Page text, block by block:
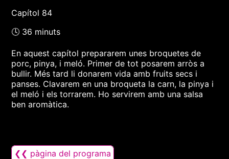
Capítol 84
🕓 36 minuts
En aquest capítol prepararem unes broquetes de
porc, pinya, i meló. Primer de tot posarem arròs a
bullir. Més tard li donarem vida amb fruits secs i
panses. Clavarem en una broqueta la carn, la pinya i
el meló i els torrarem. Ho servirem amb una salsa
ben aromàtica.
❮❮ pàgina del programa